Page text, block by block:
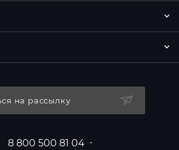
на рассылку
8 800 500 81 04